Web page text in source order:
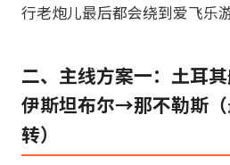
行老炮儿最后都会绕到爱飞乐
二、主线方案一：土
伊斯坦布尔→那不勒斯
转）